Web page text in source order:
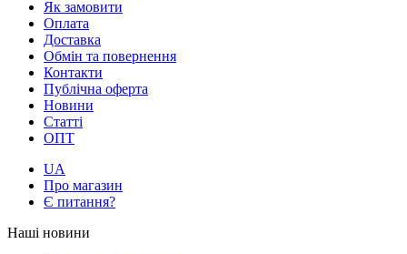
Як замовити
Оплата
Доставка
Обмін та повернення
Контакти
Публічна оферта
Новини
Статті
ОПТ
UA
Про магазин
Є питання?
Наші новини